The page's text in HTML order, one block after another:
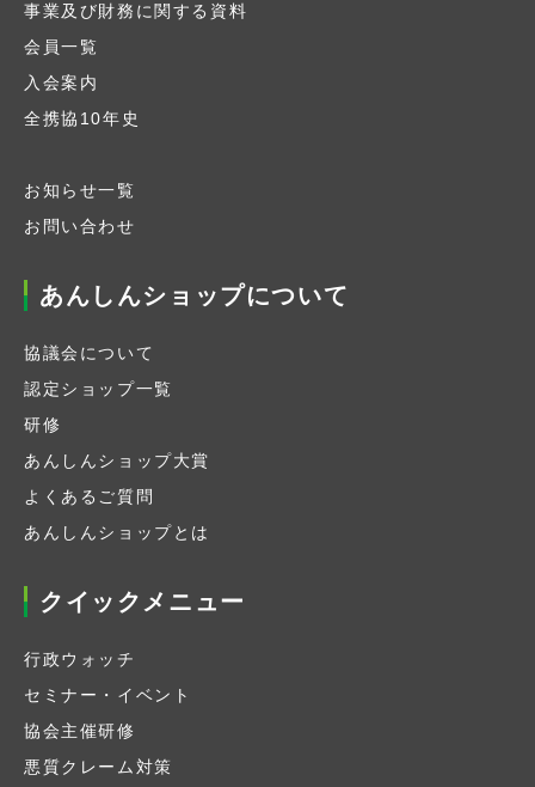
事業及び財務に関する資料
会員一覧
入会案内
全携協10年史
お知らせ一覧
お問い合わせ
あんしんショップについて
協議会について
認定ショップ一覧
研修
あんしんショップ大賞
よくあるご質問
あんしんショップとは
クイックメニュー
行政ウォッチ
セミナー・イベント
協会主催研修
悪質クレーム対策